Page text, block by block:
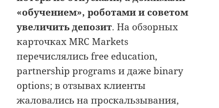
«обучением», роботами и советом
увеличить депозит. На обзорных
карточках MRC Markets
перечислялись free education,
partnership programs и даже binary
options; в отзывах клиенты
жаловались на проскальзывания,